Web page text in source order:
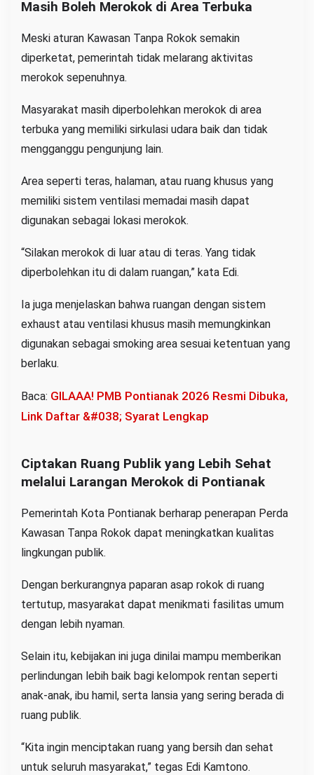
Masih Boleh Merokok di Area Terbuka
Meski aturan Kawasan Tanpa Rokok semakin
diperketat, pemerintah tidak melarang aktivitas
merokok sepenuhnya.
Masyarakat masih diperbolehkan merokok di area
terbuka yang memiliki sirkulasi udara baik dan tidak
mengganggu pengunjung lain.
Area seperti teras, halaman, atau ruang khusus yang
memiliki sistem ventilasi memadai masih dapat
digunakan sebagai lokasi merokok.
“Silakan merokok di luar atau di teras. Yang tidak
diperbolehkan itu di dalam ruangan,” kata Edi.
Ia juga menjelaskan bahwa ruangan dengan sistem
exhaust atau ventilasi khusus masih memungkinkan
digunakan sebagai smoking area sesuai ketentuan yang
berlaku.
Baca: GILAAA! PMB Pontianak 2026 Resmi Dibuka,
Link Daftar &#038; Syarat Lengkap
Ciptakan Ruang Publik yang Lebih Sehat
melalui Larangan Merokok di Pontianak
Pemerintah Kota Pontianak berharap penerapan Perda
Kawasan Tanpa Rokok dapat meningkatkan kualitas
lingkungan publik.
Dengan berkurangnya paparan asap rokok di ruang
tertutup, masyarakat dapat menikmati fasilitas umum
dengan lebih nyaman.
Selain itu, kebijakan ini juga dinilai mampu memberikan
perlindungan lebih baik bagi kelompok rentan seperti
anak-anak, ibu hamil, serta lansia yang sering berada di
ruang publik.
“Kita ingin menciptakan ruang yang bersih dan sehat
untuk seluruh masyarakat,” tegas Edi Kamtono.